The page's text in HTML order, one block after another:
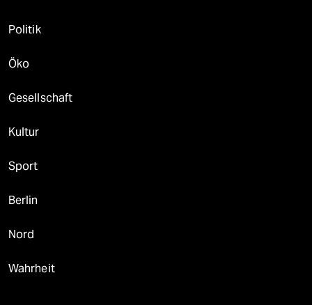
Politik
Öko
Gesellschaft
Kultur
Sport
Berlin
Nord
Wahrheit